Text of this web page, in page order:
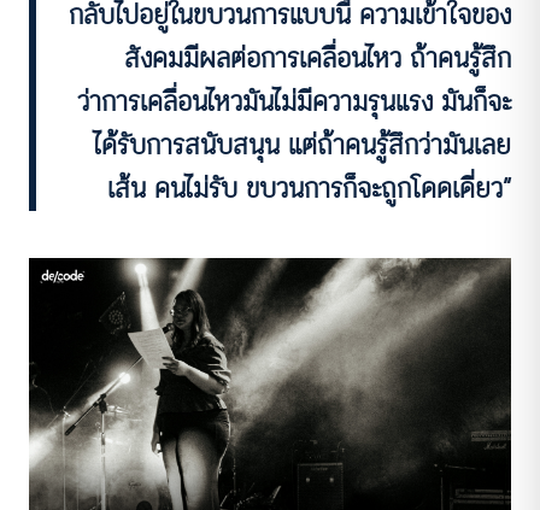
กลับไปอยู่ในขบวนการแบบนี้ ความเข้าใจของ
สังคมมีผลต่อการเคลื่อนไหว ถ้าคนรู้สึก
ว่าการเคลื่อนไหวมันไม่มีความรุนแรง มันก็จะ
ได้รับการสนับสนุน แต่ถ้าคนรู้สึกว่ามันเลย
เส้น คนไม่รับ ขบวนการก็จะถูกโดดเดี่ยว”